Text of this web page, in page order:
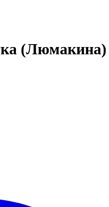
(Люмакина)